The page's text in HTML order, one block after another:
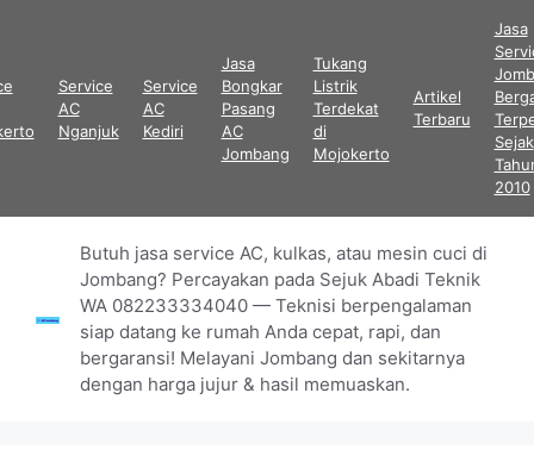
Service
AC
Nganjuk
Service
AC
Kediri
Jasa
Bongkar
Pasang
AC
Jombang
Tukang
Listrik
Terdekat
di
Mojokerto
Artikel
Terbaru
Jasa
Sejak
2010
Butuh jasa service AC, kulkas, atau mesin cuci di
Jombang? Percayakan pada Sejuk Abadi Teknik
WA 082233334040 — Teknisi berpengalaman
siap datang ke rumah Anda cepat, rapi, dan
bergaransi! Melayani Jombang dan sekitarnya
dengan harga jujur & hasil memuaskan.